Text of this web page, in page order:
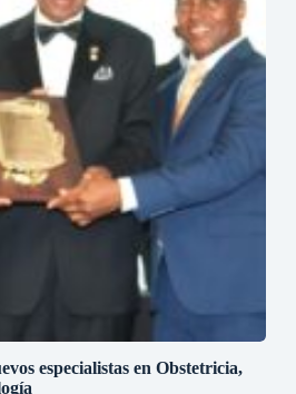
especialistas en Obstetricia,